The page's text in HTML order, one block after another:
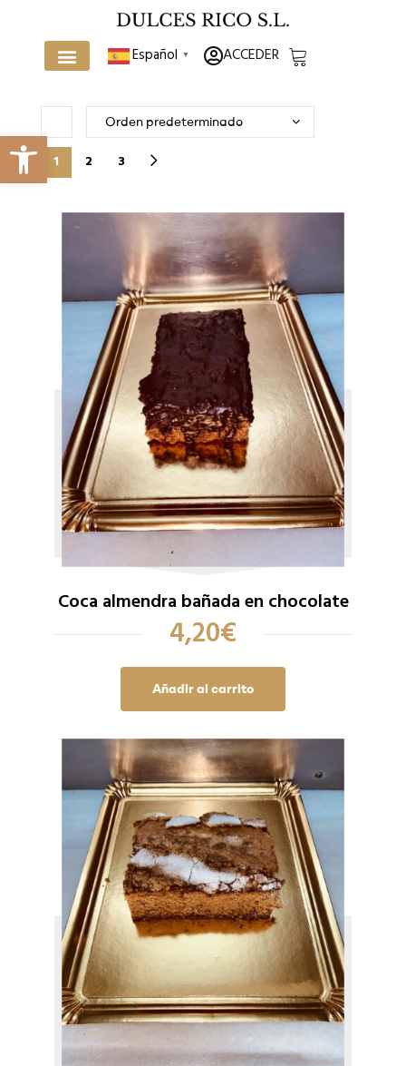
Abrir barra de herramientas
Español ▼ ACCEDER
1 2 3
Coca almendra bañada en chocolate
4,20€
Añadir al carrito